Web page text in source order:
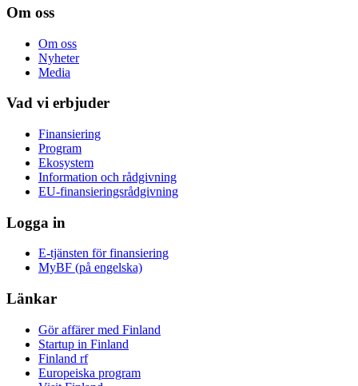
Om oss
Om oss
Nyheter
Media
Vad vi erbjuder
Finansiering
Program
Ekosystem
Information och rådgivning
EU-finansieringsrådgivning
Logga in
E-tjänsten för finansiering
MyBF (på engelska)
Länkar
Gör affärer med Finland
Startup in Finland
Finland rf
Europeiska program